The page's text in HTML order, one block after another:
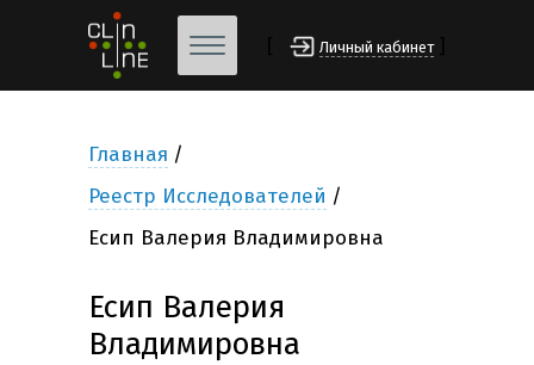
Личный кабинет
Главная
Реестр Исследователей
Есип Валерия Владимировна
Есип Валерия
Владимировна